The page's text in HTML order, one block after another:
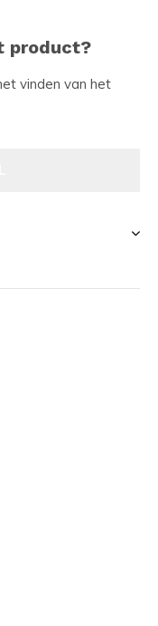
product?
vinden van het